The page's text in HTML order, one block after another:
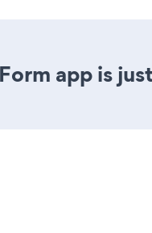
app is